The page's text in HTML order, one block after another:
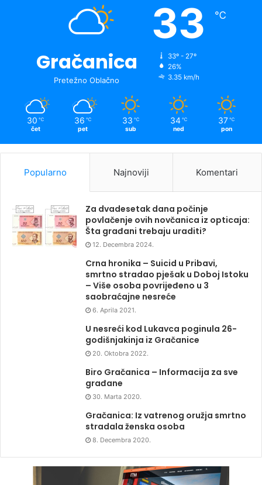
Gračanica
Pretežno Oblačno
33 ℃
33º - 27º
26%
3.35 km/h
30 ℃
čet
36 ℃
pet
33 ℃
sub
34 ℃
ned
37 ℃
pon
Popularno Najnoviji Komentari
Za dvadesetak dana počinje
povlačenje ovih novčanica iz opticaja:
Šta građani trebaju uraditi?
12. Decembra 2024.
Crna hronika – Suicid u Pribavi,
smrtno stradao pješak u Doboj Istoku
– Više osoba povrijeđeno u 3
saobraćajne nesreće
6. Aprila 2021.
U nesreći kod Lukavca poginula 26-
godišnjakinja iz Gračanice
20. Oktobra 2022.
Biro Gračanica – Informacija za sve
građane
30. Marta 2020.
Gračanica: Iz vatrenog oružja smrtno
stradala ženska osoba
8. Decembra 2020.